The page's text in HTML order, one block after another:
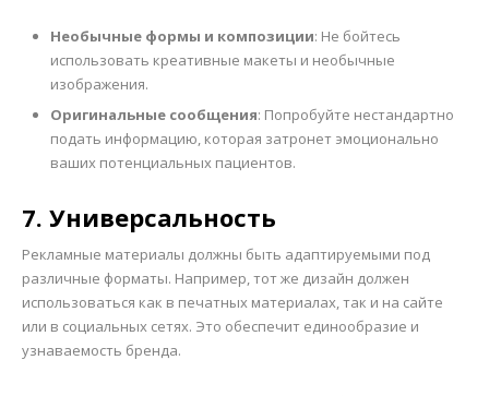
Необычные формы и композиции: Не бойтесь
использовать креативные макеты и необычные
изображения.
Оригинальные сообщения: Попробуйте нестандартно
подать информацию, которая затронет эмоционально
ваших потенциальных пациентов.
7. Универсальность
Рекламные материалы должны быть адаптируемыми под
различные форматы. Например, тот же дизайн должен
использоваться как в печатных материалах, так и на сайте
или в социальных сетях. Это обеспечит единообразие и
узнаваемость бренда.